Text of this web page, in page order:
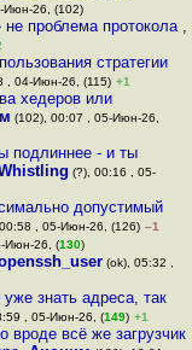
Июн-26, (102)
проблема протокола ,
стратегии
, 04-Июн-26, (115) +1
хедеров или
(102), 00:07 , 05-Июн-26,
подлиннее - и ты
(?), 00:16 , 05-
допустимый
, 05-Июн-26, (126) –1
Июн-26, (130)
(ok), 05:32 ,
знать адреса, так
, 05-Июн-26, (149) +1
вроде всё же загрузчик